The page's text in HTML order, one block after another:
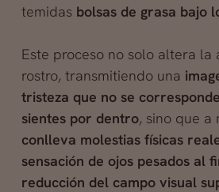
temidas bolsas de grasa bajo
Este proceso no solo altera la
rostro, transmitiendo una
tristeza que no se
sientes por dentro, sino que a
conlleva molestias físicas
sensación de ojos pesados al
reducción del campo visual